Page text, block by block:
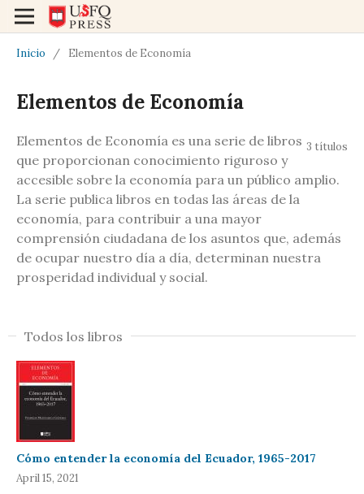
Inicio / Elementos de Economía
Elementos de Economía
3 títulos
Elementos de Economía es una serie de libros
que proporcionan conocimiento riguroso y
accesible sobre la economía para un público amplio.
La serie publica libros en todas las áreas de la
economía, para contribuir a una mayor
comprensión ciudadana de los asuntos que, además
de ocupar nuestro día a día, determinan nuestra
prosperidad individual y social.
Todos los libros
Cómo entender la economía del Ecuador, 1965-2017
April 15, 2021